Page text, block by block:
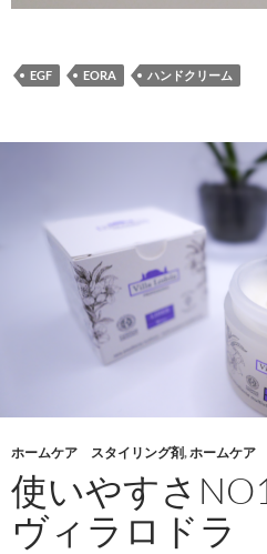
EGF EORA ハンドクリーム
ホームケア スタイリング剤,ホームケア
使いやすさ
ヴィラロドラ